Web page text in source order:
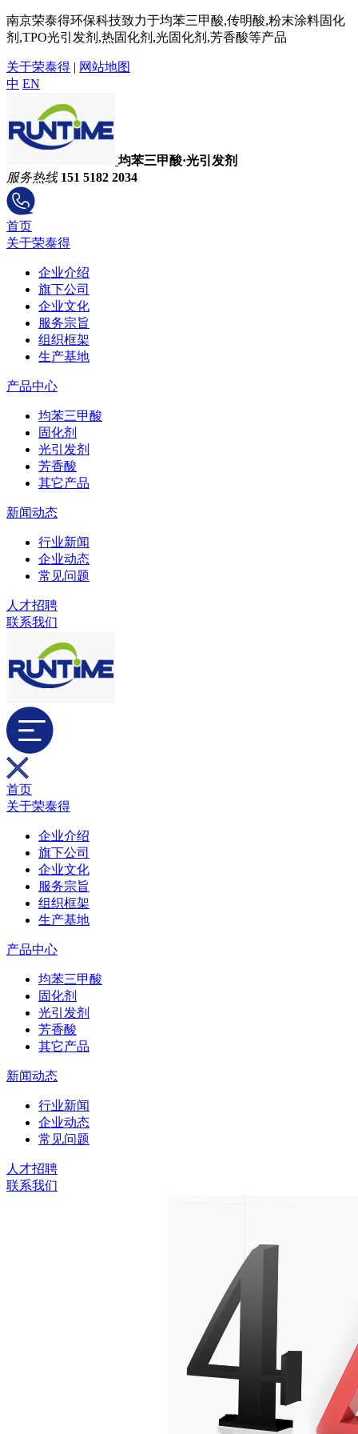
南京荣泰得环保科技致力于均苯三甲酸,传明酸,粉末涂料固化
剂,TPO光引发剂,热固化剂,光固化剂,芳香酸等产品
关于荣泰得 | 网站地图
中 EN
均苯三甲酸·光引发剂
服务热线 151 5182 2034
首页
关于荣泰得
企业介绍
旗下公司
企业文化
服务宗旨
组织框架
生产基地
产品中心
均苯三甲酸
固化剂
光引发剂
芳香酸
其它产品
新闻动态
行业新闻
企业动态
常见问题
人才招聘
联系我们
首页
关于荣泰得
企业介绍
旗下公司
企业文化
服务宗旨
组织框架
生产基地
产品中心
均苯三甲酸
固化剂
光引发剂
芳香酸
其它产品
新闻动态
行业新闻
企业动态
常见问题
人才招聘
联系我们